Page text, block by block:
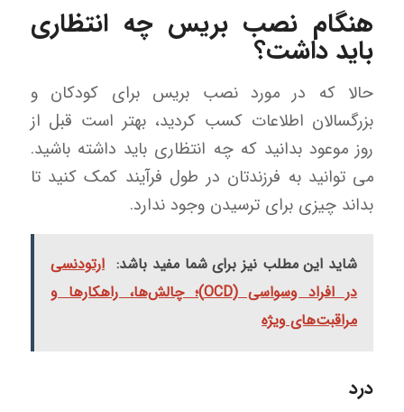
هنگام نصب بریس چه انتظاری
باید داشت؟
حالا که در مورد نصب بریس برای کودکان و
بزرگسالان اطلاعات کسب کردید، بهتر است قبل از
روز موعود بدانید که چه انتظاری باید داشته باشید.
می توانید به فرزندتان در طول فرآیند کمک کنید تا
بداند چیزی برای ترسیدن وجود ندارد.
شاید این مطلب نیز برای شما مفید باشد: ارتودنسی
در افراد وسواسی (OCD)؛ چالش‌ها، راهکارها و
مراقبت‌های ویژه
درد